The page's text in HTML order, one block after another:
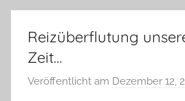
Reizüberflutung
Zeit…
Veröffentlicht am Dezember 12,